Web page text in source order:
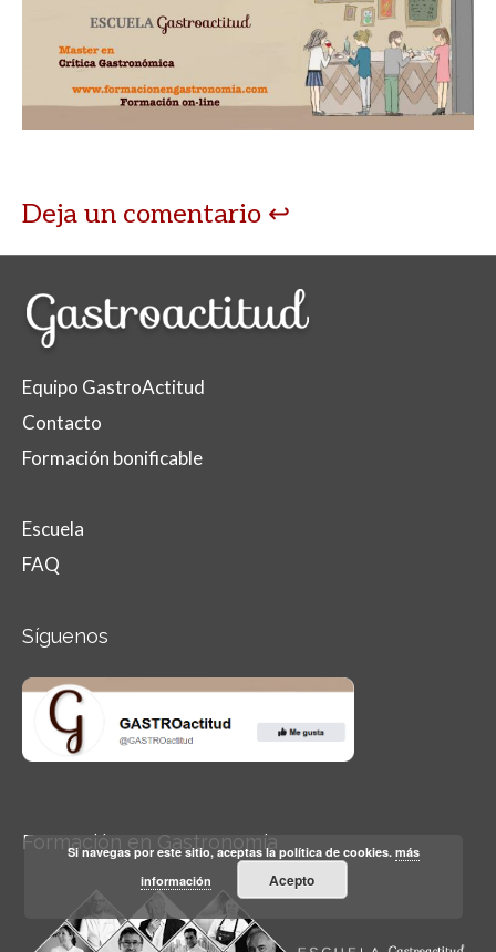
Deja un comentario
Equipo GastroActitud
Contacto
Formación bonificable
Escuela
FAQ
Síguenos
Formación en Gastronomía
Si navegas por este sitio, aceptas la política de cookies.más
información
Acepto